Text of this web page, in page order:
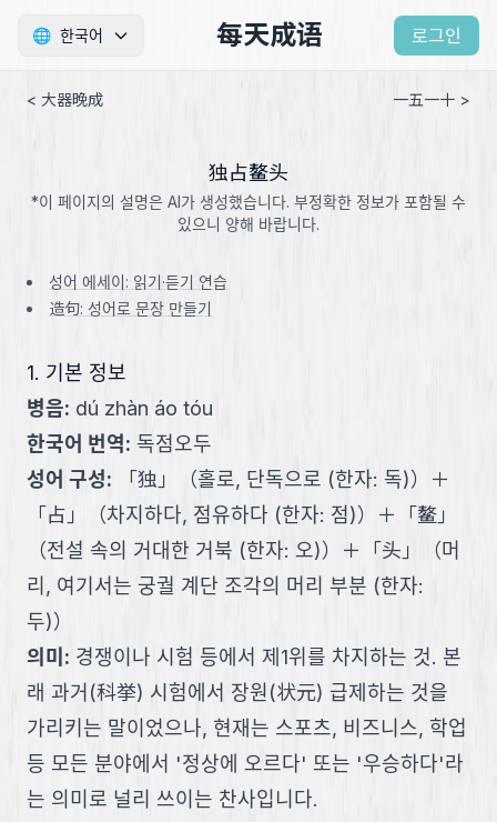
🌐 한국어 每天成语 로그인
< 大器晚成 一五一十 >
独占鳌头
*이 페이지의 설명은 AI가 생성했습니다. 부정확한 정보가 포함될 수
있으니 양해 바랍니다.
성어 에세이: 읽기·듣기 연습
造句: 성어로 문장 만들기
1. 기본 정보
병음: dú zhàn áo tóu
한국어 번역: 독점오두
성어 구성: 「独 」 （홀로, 단독으로 (한자: 독)） ＋
「占 」 （차지하다, 점유하다 (한자: 점)） ＋ 「鳌 」
（전설 속의 거대한 거북 (한자: 오)） ＋ 「头 」 （머
리, 여기서는 궁궐 계단 조각의 머리 부분 (한자:
두)）
의미 : 경쟁이나 시험 등에서 제1위를 차지하는 것. 본
래 과거(科挙) 시험에서 장원(状元) 급제하는 것을
가리키는 말이었으나, 현재는 스포츠, 비즈니스, 학업
등 모든 분야에서 '정상에 오르다' 또는 '우승하다'라
는 의미로 널리 쓰이는 찬사입니다.